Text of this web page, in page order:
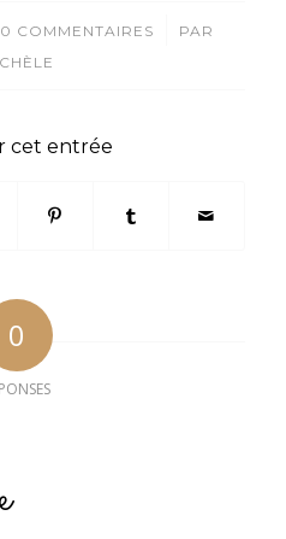
0 COMMENTAIRES
/
PAR
cet entrée
0